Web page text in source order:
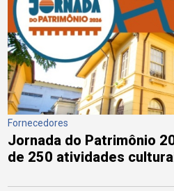
Fornecedores
Jornada do Patrimônio
de 250 atividades